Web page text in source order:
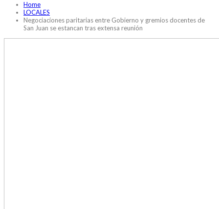
Home
LOCALES
Negociaciones paritarias entre Gobierno y gremios docentes de
San Juan se estancan tras extensa reunión